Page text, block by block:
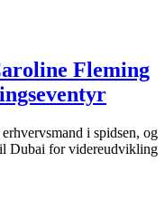
Fleming
i spidsen, og
Dubai for videreudvikling